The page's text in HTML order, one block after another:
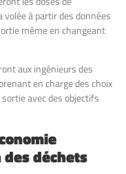
à partir des données
même en changeant
aux ingénieurs des
en charge des choix
avec des objectifs
déchets